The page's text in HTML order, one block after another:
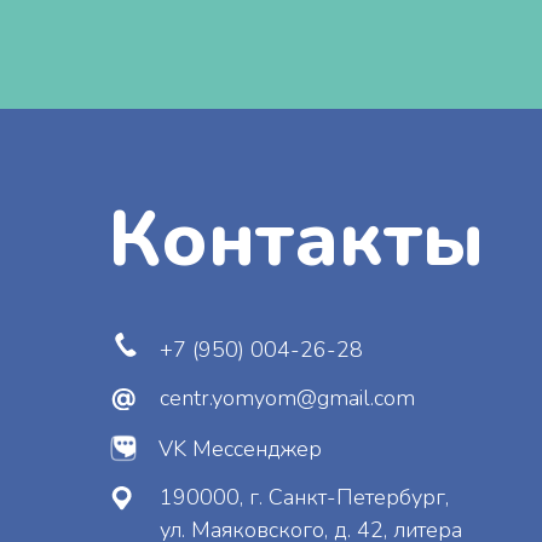
Контакты
+7 (950) 004-26-28
190000, г. Санкт-Петербург,
ул. Маяковского, д. 42, литера
centr.yomyom@gmail.com
VK Мессенджер